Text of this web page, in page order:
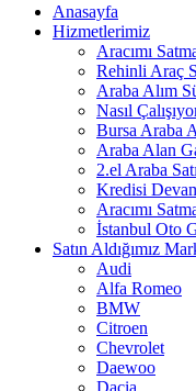
Anasayfa
Hizmetlerimiz
Aracımı
Rehinli Araç
Araba Alım
Nasıl
Bursa Araba
Araba Alan
2.el Araba
Kredisi
Aracımı
İstanbul Oto
Satın Aldığımız
Audi
Alfa Romeo
BMW
Citroen
Chevrolet
Daewoo
Dacia